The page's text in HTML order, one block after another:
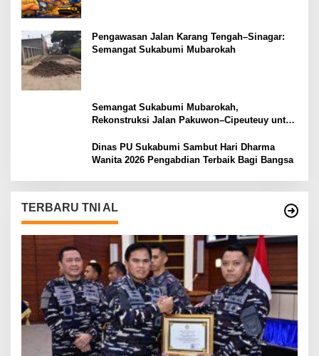
Pengawasan Jalan Karang Tengah–Sinagar:
Semangat Sukabumi Mubarokah
Semangat Sukabumi Mubarokah,
Rekonstruksi Jalan Pakuwon–Cipeuteuy untuk
Dinas PU Sukabumi Sambut Hari Dharma
Wanita 2026 Pengabdian Terbaik Bagi Bangsa
TERBARU TNI AL